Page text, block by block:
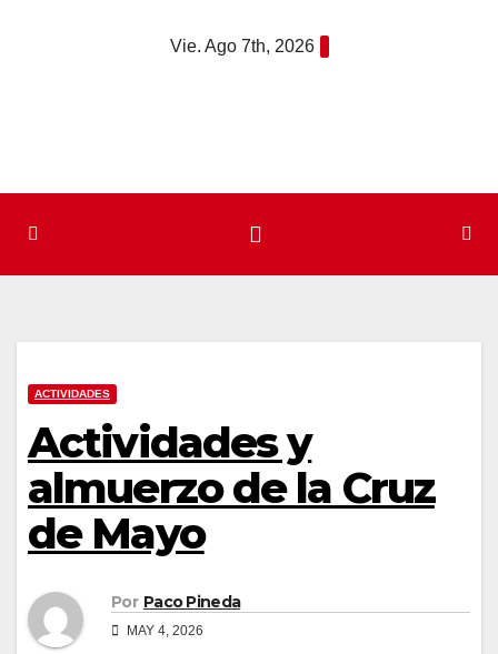
Vie. Ago 7th, 2026
ACTIVIDADES
Actividades y
almuerzo de la Cruz
de Mayo
Por Paco Pineda
MAY 4, 2026